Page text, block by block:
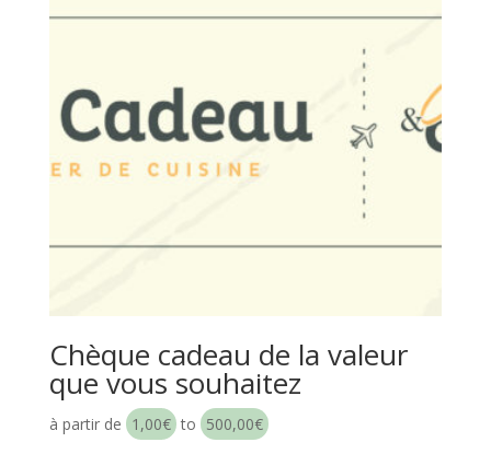
Chèque cadeau de la valeur
que vous souhaitez
à partir de 1,00€ to 500,00€